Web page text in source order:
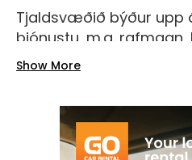
Tjaldsvæðið býður upp
þjónustu, m.a. rafmagn,
hestaleigu, internet,
veitingastað, sorphirðu
eldunaraðstöðu og
heimili golfvallar og
Show More